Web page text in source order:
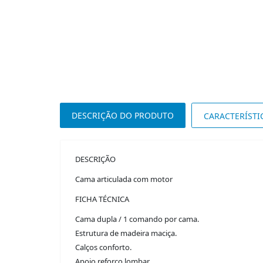
DESCRIÇÃO DO PRODUTO
DESCRIÇÃO
Cama articulada com motor
FICHA TÉCNICA
Cama dupla / 1 comando por cama.
Estrutura de madeira maciça.
Calços conforto.